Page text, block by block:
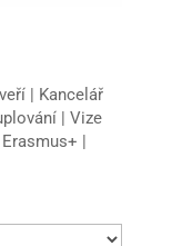
| Kancelář
| Vize
Erasmus+ |